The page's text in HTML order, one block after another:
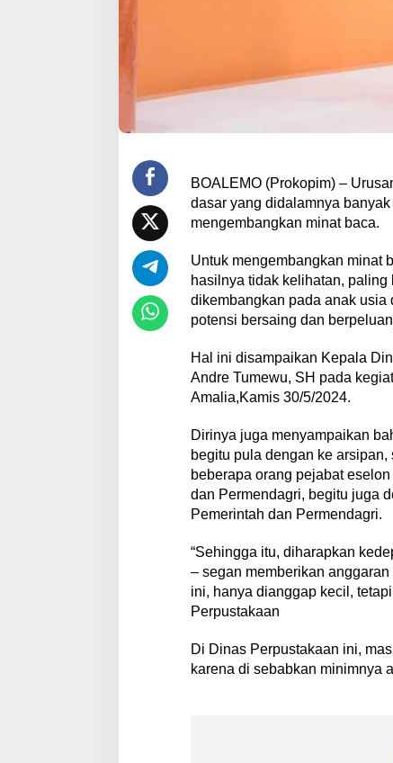
BOALEMO (Prokopim) –
dasar yang didalamnya
mengembangkan minat baca.
Untuk mengembangkan minat
hasilnya tidak kelihatan,
dikembangkan pada anak
potensi bersaing dan
Hal ini disampaikan Kepala
Andre Tumewu, SH pada
Amalia,Kamis 30/5/2024.
Dirinya juga menyampaikan
begitu pula dengan ke
beberapa orang pejabat
dan Permendagri, begitu juga
Pemerintah dan Permendagri.
“Sehingga itu, diharapkan
– segan memberikan
ini, hanya dianggap kecil,
Perpustakaan
Di Dinas Perpustakaan ini,
karena di sebabkan minimnya